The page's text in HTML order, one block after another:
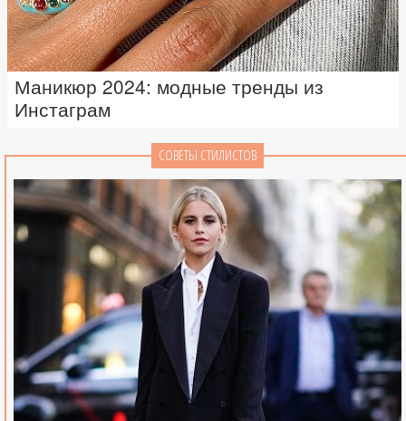
Маникюр 2024: модные тренды из
Инстаграм
СОВЕТЫ СТИЛИСТОВ